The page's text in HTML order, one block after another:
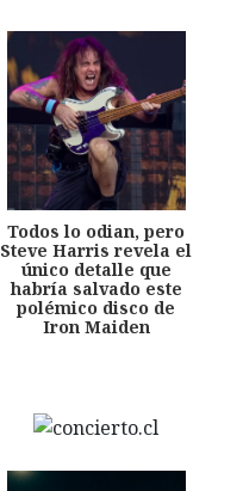
Todos lo odian, pero
Steve Harris revela el
único detalle que
habría salvado este
polémico disco de
Iron Maiden